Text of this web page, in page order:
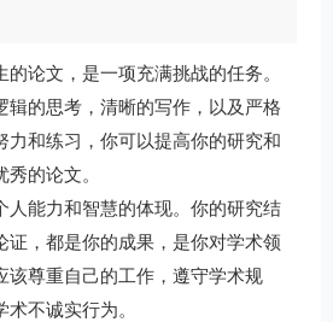
论文，是一项充满挑战的任务。
辑的思考，清晰的写作，以及严格
力和练习，你可以提高你的研究和
的论文。
人能力和智慧的体现。你的研究结
证，都是你的成果，是你对学术领
该尊重自己的工作，遵守学术规
不诚实行为。